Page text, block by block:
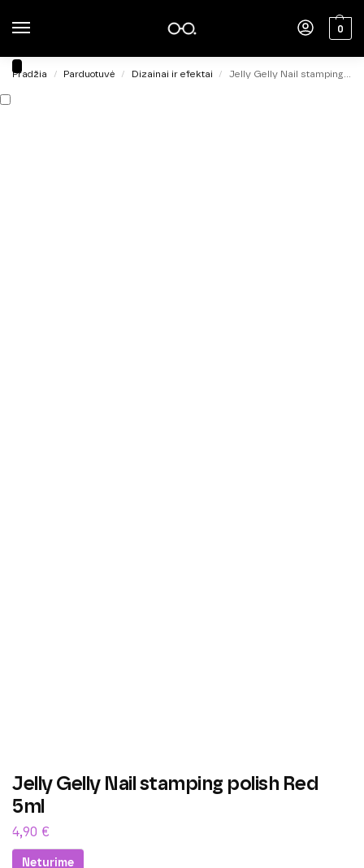
0
Pradžia / Parduotuvė / Dizainai ir efektai / Jelly Gelly Nail stamping polish Red 5ml
Jelly Gelly Nail stamping polish Red
5ml
4,90 €
Neturime